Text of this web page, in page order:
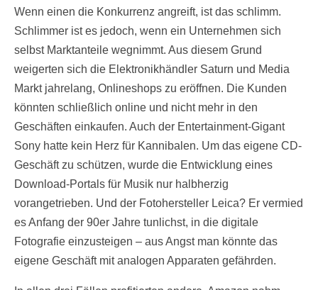
Wenn einen die Konkurrenz angreift, ist das schlimm.
Schlimmer ist es jedoch, wenn ein Unternehmen sich
selbst Marktanteile wegnimmt. Aus diesem Grund
weigerten sich die Elektronikhändler Saturn und Media
Markt jahrelang, Onlineshops zu eröffnen. Die Kunden
könnten schließlich online und nicht mehr in den
Geschäften einkaufen. Auch der Entertainment-Gigant
Sony hatte kein Herz für Kannibalen. Um das eigene CD-
Geschäft zu schützen, wurde die Entwicklung eines
Download-Portals für Musik nur halbherzig
vorangetrieben. Und der Fotohersteller Leica? Er vermied
es Anfang der 90er Jahre tunlichst, in die digitale
Fotografie einzusteigen – aus Angst man könnte das
eigene Geschäft mit analogen Apparaten gefährden.